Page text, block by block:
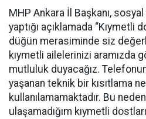
MHP Ankara İl Başkanı,
yaptığı açıklamada “Kıymetli
düğün merasiminde siz
kıymetli ailelerinizi aramızda
mutluluk duyacağız.
yaşanan teknik bir kısıtlama
kullanılamamaktadır. Bu
ulaşamadığım kıymetli